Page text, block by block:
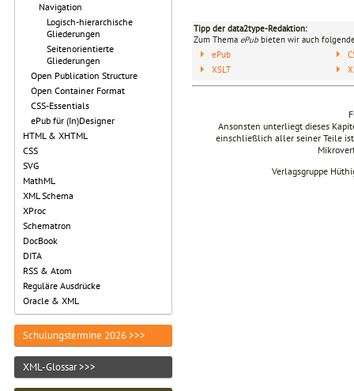
Navigation
Logisch-hierarchische
Gliederungen
Seitenorientierte
Gliederungen
Open Publication Structure
Open Container Format
CSS-Essentials
ePub für (In)Designer
HTML & XHTML
CSS
SVG
MathML
XML Schema
XProc
Schematron
DocBook
DITA
RSS & Atom
Reguläre Ausdrücke
Oracle & XML
Schulungstermine 2026 >>>
XML-Glossar >>>
Tipp der data2type-Redaktion:
Zum Thema ePub bieten wir auch
ePub
XSLT
Ansonsten unterliegt dieses
einschließlich aller seiner Teile
Verlagsgruppe